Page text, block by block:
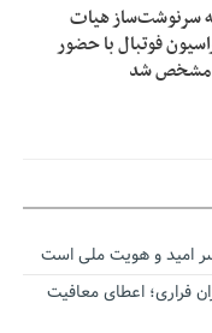
سرنوشت‌ساز هیات
فوتبال با حضور
مشخص شد
امید و هویت ملی است
فراری؛ اعطای معافیت